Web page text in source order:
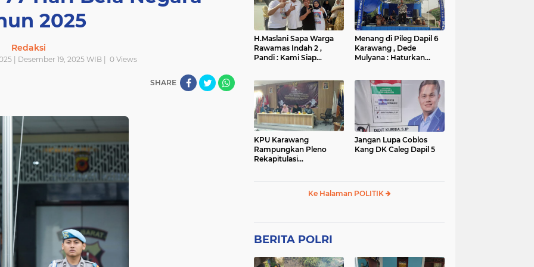
Połsek Karawang TNI TNI WISATA
polres purwakarta polres subang
połsek cikampek połsek karawang
2025
Redaksi
| Desember 19, 2025 WIB | 0 Views
SHARE
H.Maslani Sapa Warga
Rawamas Indah 2 ,
Pandi : Kami Siap
Menang di Pileg Dapil 6
Karawang , Dede
Mulyana : Haturkan
KPU Karawang
Rampungkan Pleno
Rekapitulasi
Jangan Lupa Coblos
Kang DK Caleg Dapil 5
Ke Halaman POLITIK
BERITA POLRI